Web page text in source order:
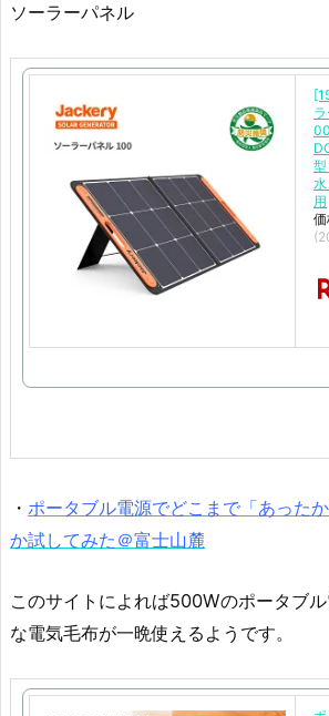
ソーラーパネル
用
・ ポータブル電源でどこまで「あった
か試してみた＠富士山麓
このサイトによれば500Wのポータブ
な電気毛布が一晩使えるようです。